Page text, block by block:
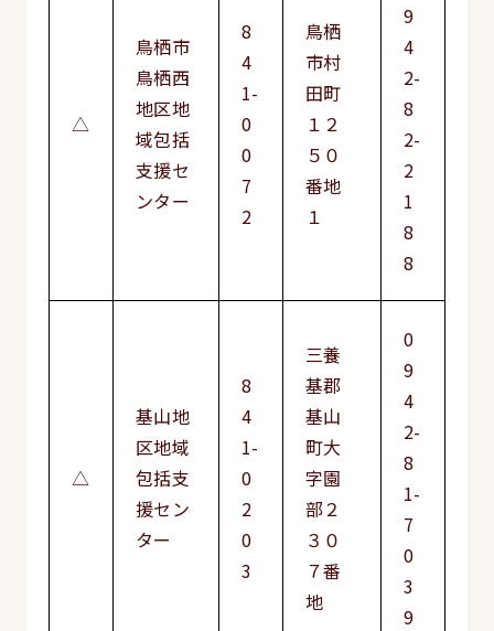
△
鳥栖市
鳥栖西
地区地
域包括
支援セ
ンター
8
4
1-
0
0
7
2
鳥栖
市村
田町
１２
５０
番地
１
9
4
2-
8
2-
2
1
8
8
△
基山地
区地域
包括支
援セン
ター
8
4
1-
0
2
0
3
三養
基郡
基山
町大
字園
部２
３０
７番
地
0
9
4
2-
8
1-
7
0
3
9